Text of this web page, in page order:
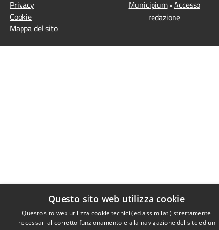
Privacy
Cookie
Mappa del sito
Municipium• Accesso
redazione
Questo sito web utilizza cookie
Questo sito web utilizza cookie tecnici (ed assimilati) strettamente
necessari al corretto funzionamento e alla navigazione del sito ed un